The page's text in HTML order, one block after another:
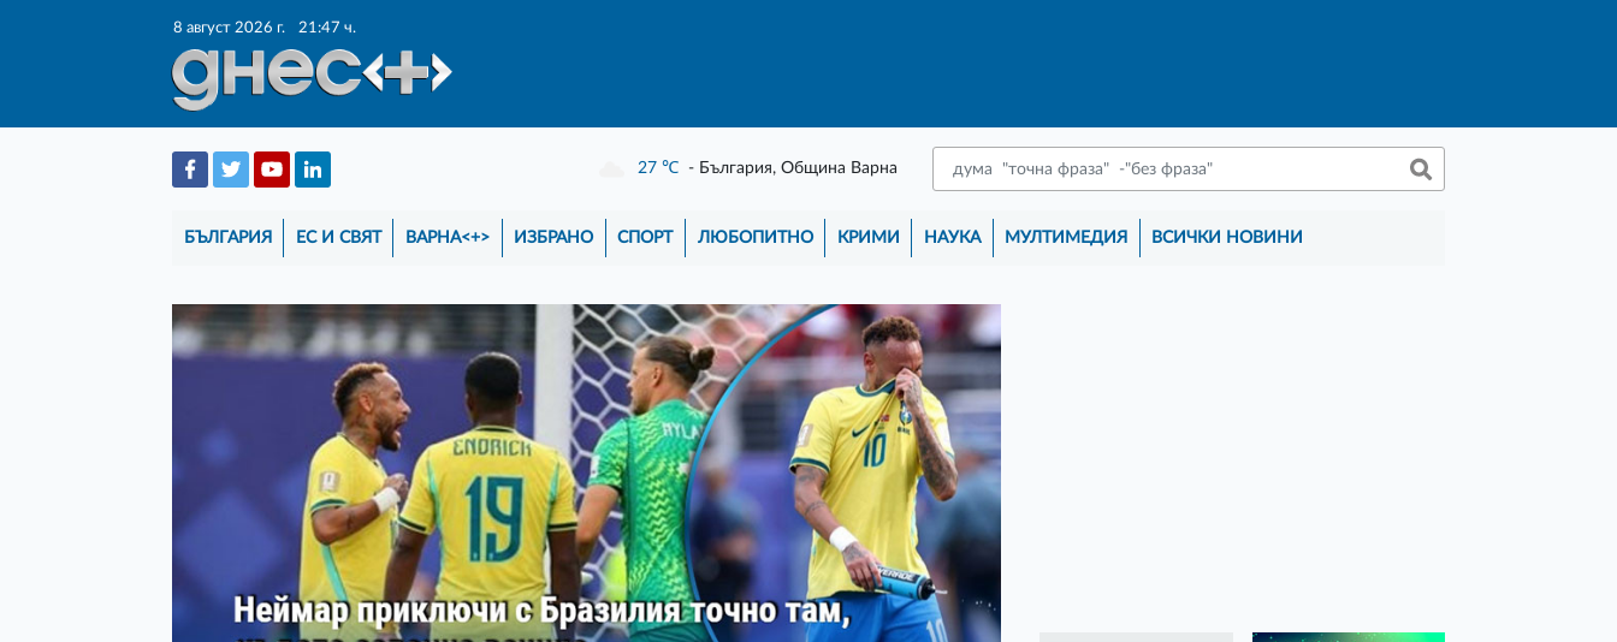
8 август 2026 г. 21:47 ч.
27 ℃ - България, Община Варна
БЪЛГАРИЯ ЕС И СВЯТ ВАРНА<+> ИЗБРАНО СПОРТ ЛЮБОПИТНО КРИМИ НАУКА МУЛТИМЕДИЯ ВСИЧКИ НОВИНИ